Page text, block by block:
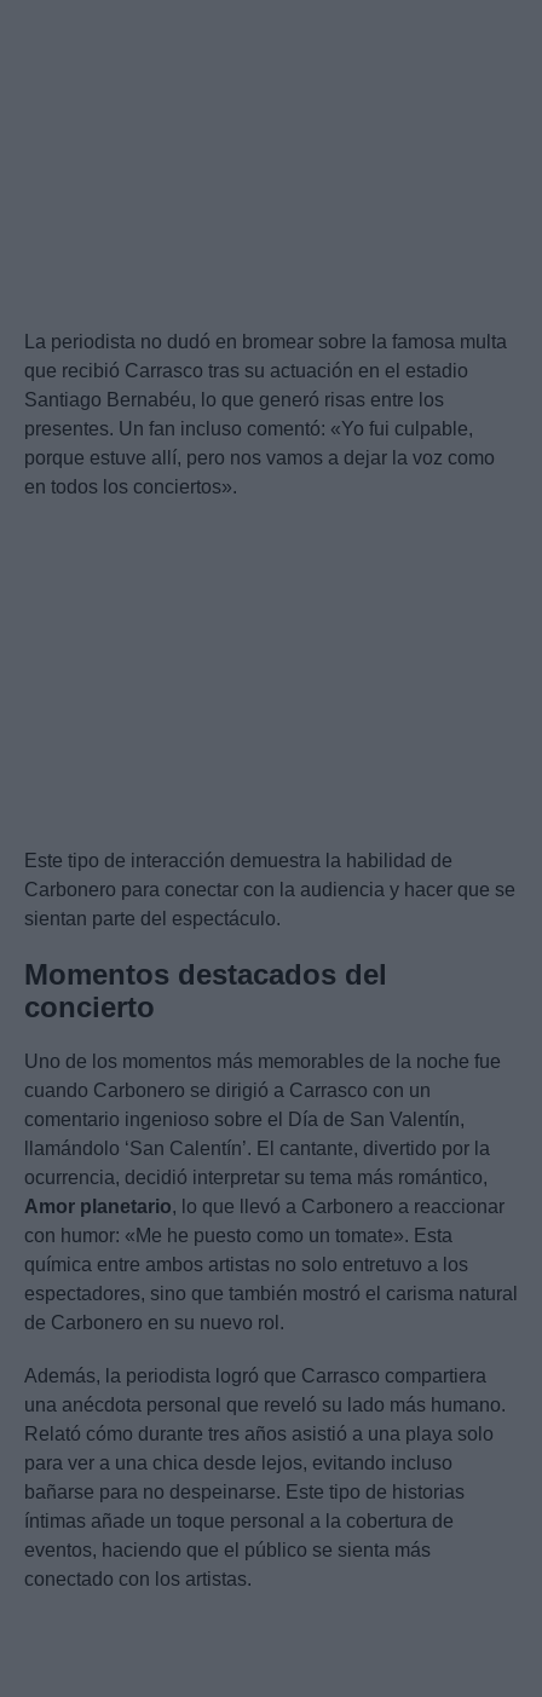
La periodista no dudó en bromear sobre la famosa multa
que recibió Carrasco tras su actuación en el estadio
Santiago Bernabéu, lo que generó risas entre los
presentes. Un fan incluso comentó: «Yo fui culpable,
porque estuve allí, pero nos vamos a dejar la voz como
en todos los conciertos».
Este tipo de interacción demuestra la habilidad de
Carbonero para conectar con la audiencia y hacer que se
sientan parte del espectáculo.
Momentos destacados del
concierto
Uno de los momentos más memorables de la noche fue
cuando Carbonero se dirigió a Carrasco con un
comentario ingenioso sobre el Día de San Valentín,
llamándolo ‘San Calentín’. El cantante, divertido por la
ocurrencia, decidió interpretar su tema más romántico,
Amor planetario, lo que llevó a Carbonero a reaccionar
con humor: «Me he puesto como un tomate». Esta
química entre ambos artistas no solo entretuvo a los
espectadores, sino que también mostró el carisma natural
de Carbonero en su nuevo rol.
Además, la periodista logró que Carrasco compartiera
una anécdota personal que reveló su lado más humano.
Relató cómo durante tres años asistió a una playa solo
para ver a una chica desde lejos, evitando incluso
bañarse para no despeinarse. Este tipo de historias
íntimas añade un toque personal a la cobertura de
eventos, haciendo que el público se sienta más
conectado con los artistas.